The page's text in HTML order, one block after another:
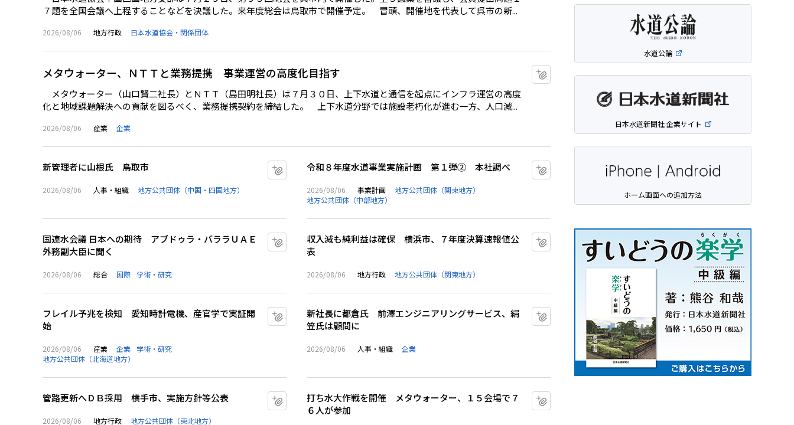
７題を全国会議へ上程することなどを決議した。来年度総会は鳥取市で開催予定。 冒頭、開催地を代表して呉市の新...
2026/08/06 地方行政 日本水道協会・関係団体
メタウォーター、ＮＴＴと業務提携 事業運営の高度化目指す
メタウォーター（山口賢二社長）とＮＴＴ（島田明社長）は７月３０日、上下水道と通信を起点にインフラ運営の高度
化と地域課題解決への貢献を図るべく、業務提携契約を締結した。 上下水道分野では施設老朽化が進む一方、人口減...
2026/08/06 産業 企業
新管理者に山根氏 鳥取市
2026/08/06 人事・組織 地方公共団体（中国・四国地方）
マイクリップに追加
令和８年度水道事業実施計画 第１弾② 本社調べ
2026/08/06 事業計画
地方公共団体（関東地方）
地方公共団体（中部地方）
マイクリップに追加
国連水会議 日本への期待 アブドゥラ・バララＵＡＥ
外務副大臣に聞く
2026/08/06 総合 国際 学術・研究
マイクリップに追加
収入減も純利益は確保 横浜市、７年度決算速報値公
表
2026/08/06 地方行政 地方公共団体（関東地方）
マイクリップに追加
フレイル予兆を検知 愛知時計電機、産官学で実証開
始
2026/08/06 産業 企業
学術・研究
地方公共団体（北海道地方）
マイクリップに追加
新社長に都倉氏 前澤エンジニアリングサービス、絹
笠氏は顧問に
2026/08/06 人事・組織 企業
マイクリップに追加
管路更新へＤＢ採用 横手市、実施方針等公表
2026/08/06 地方行政 地方公共団体（東北地方）
マイクリップに追加
打ち水大作戦を開催 メタウォーター、１５会場で７
６人が参加
水道公論
日本水道新聞社 企業サイト
ホーム画面への追加方法